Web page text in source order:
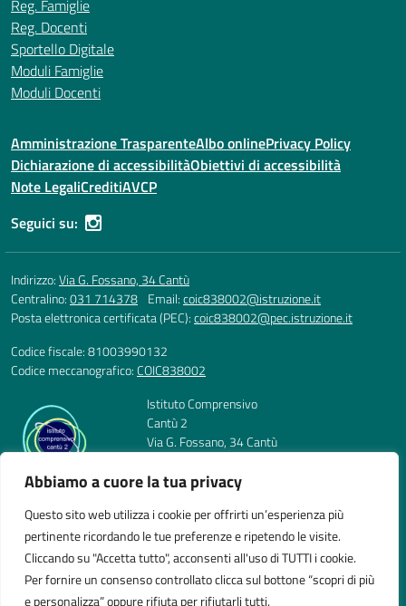
Abbiamo a cuore la tua privacy
Questo sito web utilizza i cookie per offrirti un’esperienza più
pertinente ricordando le tue preferenze e ripetendo le visite.
Cliccando su "Accetta tutto", acconsenti all'uso di TUTTI i cookie.
Per fornire un consenso controllato clicca sul bottone “scopri di più
e personalizza” oppure rifiuta per rifiutarli tutti.
Reg. Famiglie
Reg. Docenti
Sportello Digitale
Moduli Famiglie
Moduli Docenti
Amministrazione TrasparenteAlbo onlinePrivacy Policy
Dichiarazione di accessibilitàObiettivi di accessibilità
Note LegaliCreditiAVCP
Seguici su:
Indirizzo:Via G. Fossano, 34 Cantù
Centralino:031 714378 Email:coic838002@istruzione.it
Posta elettronica certificata (PEC):coic838002@pec.istruzione.it
Codice fiscale: 81003990132
Codice meccanografico:COIC838002
Istituto Comprensivo
Cantù 2
Via G. Fossano, 34 Cantù
E-mail: coic838002@istruzione.it
Codice Meccanografico: COIC838002
Codice Fiscale: 81003990132